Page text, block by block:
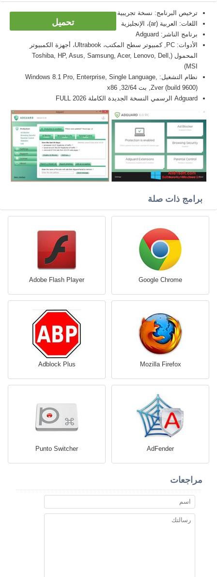
تحميل
ترخيص البرنامج: نسخة تجريبية
اللغات: العربية (ar)، الإنجليزية
برنامج الناشر: Adguard
الأدوات: PC, كمبيوتر سطح المكتب، Ultrabook، أجهزة الكمبيوتر
المحمول (Toshiba, HP, Asus, Samsung, Acer, Lenovo, Dell,
MSI)
نظام التشغيل: Windows 8.1 Pro, Enterprise, Single Language,
Zver (build 9600), بت 32/64, x86
Adguard الرسمي النسخة الجديدة الكاملة FULL 2026
برامج ذات صلة
Google Chrome
Adobe Flash Player
Mozilla Firefox
Adblock Plus
AdFender
Punto Switcher
مراجعات